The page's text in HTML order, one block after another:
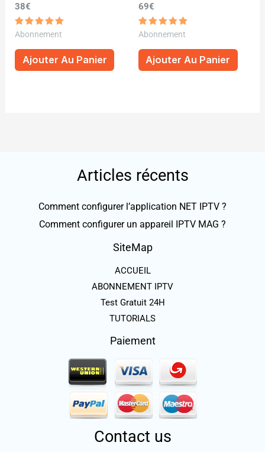
38€
Note
sur 5
Abonnement
Ajouter Au Panier
69€
Note
sur 5
Abonnement
Ajouter Au Panier
Articles récents
Comment configurer l’application NET IPTV ?
Comment configurer un appareil IPTV MAG ?
SiteMap
ACCUEIL
ABONNEMENT IPTV
Test Gratuit 24H
TUTORIALS
Paiement
Contact us